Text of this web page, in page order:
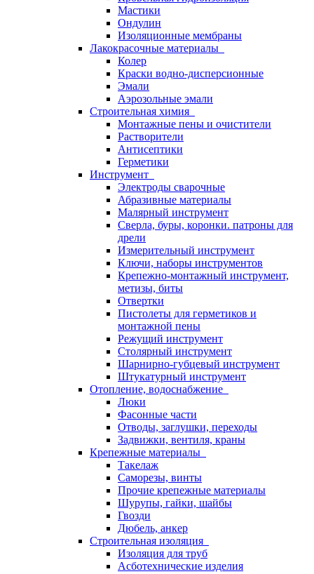
Мастики
Ондулин
Изоляционные мембраны
Лакокрасочные материалы
Колер
Краски водно-дисперсионные
Эмали
Аэрозольные эмали
Строительная химия
Монтажные пены и очистители
Растворители
Антисептики
Герметики
Инструмент
Электроды сварочные
Абразивные материалы
Малярный инструмент
Сверла, буры, коронки. патроны для
дрели
Измерительный инструмент
Ключи, наборы инструментов
Крепежно-монтажный инструмент,
метизы, биты
Отвертки
Пистолеты для герметиков и
монтажной пены
Режущий инструмент
Столярный инструмент
Шарнирно-губцевый инструмент
Штукатурный инструмент
Отопление, водоснабжение
Люки
Фасонные части
Отводы, заглушки, переходы
Задвижки, вентиля, краны
Крепежные материалы
Такелаж
Саморезы, винты
Прочие крепежные материалы
Шурупы, гайки, шайбы
Гвозди
Дюбель, анкер
Строительная изоляция
Изоляция для труб
Асботехнические изделия